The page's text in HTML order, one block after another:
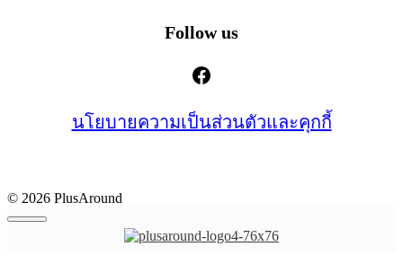
Follow us
Facebook
นโยบายความเป็นส่วนตัวและคุกกี้
© 2026 PlusAround
Close